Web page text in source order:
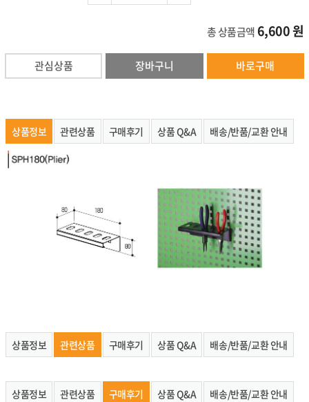
총 상품금액 6,600원
관심상품 장바구니 바로구매
상품정보 관련상품 구매후기 상품 Q&A 배송/반품/교환 안내
상품정보 관련상품 구매후기 상품 Q&A 배송/반품/교환 안내
상품정보 관련상품 구매후기 상품 Q&A 배송/반품/교환 안내